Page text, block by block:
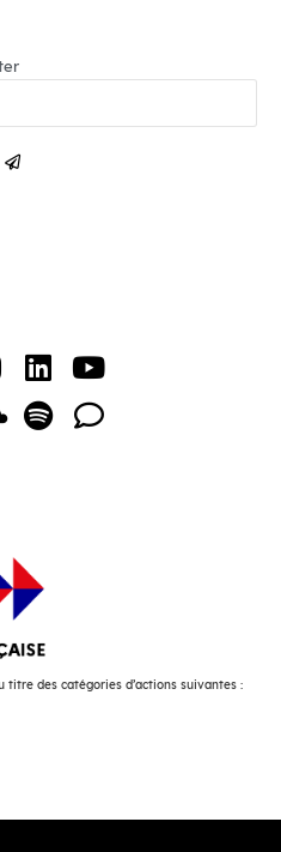
des catégories d’actions suivantes :